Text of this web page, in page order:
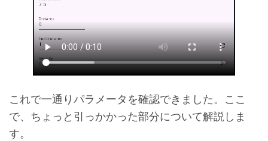
これで一通りパラメータを確認できました。ここ
で、ちょっと引っかかった部分について解説しま
す。